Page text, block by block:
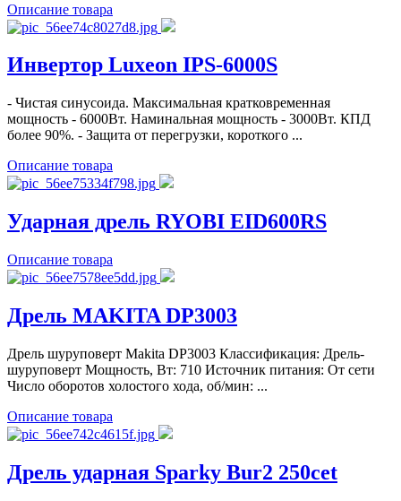
Описание товара
Инвертор Luxeon IPS-6000S
- Чистая синусоида. Максимальная кратковременная
мощность - 6000Вт. Наминальная мощность - 3000Вт. КПД
более 90%. - Защита от перегрузки, короткого ...
Описание товара
Ударная дрель RYOBI EID600RS
Описание товара
Дрель MAKITA DP3003
Дрель шуруповерт Makita DP3003 Классификация: Дрель-
шуруповерт Мощность, Вт: 710 Источник питания: От сети
Число оборотов холостого хода, об/мин: ...
Описание товара
Дрель ударная Sparky Bur2 250cet